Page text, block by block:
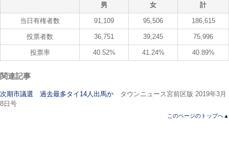
男 女 計
当日有権者数 91,109 95,506 186,615
投票者数 36,751 39,245 75,996
投票率 40.52% 41.24% 40.89%
関連記事
次期市議選 過去最多タイ14人出馬か タウンニュース宮前区版 2019年3月
8日号
このページのトップへ▲